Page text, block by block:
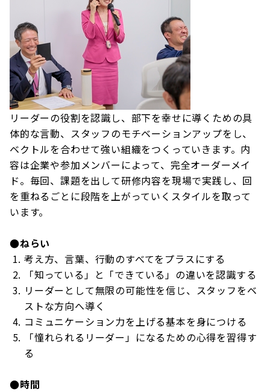
リーダーの役割を認識し、部下を幸せに導くための具
体的な言動、スタッフのモチベーションアップをし、
ベクトルを合わせて強い組織をつくっていきます。内
容は企業や参加メンバーによって、完全オーダーメイ
ド。毎回、課題を出して研修内容を現場で実践し、回
を重ねるごとに段階を上がっていくスタイルを取って
います。
●ねらい
考え方、言葉、行動のすべてをプラスにする
「知っている」と「できている」の違いを認識する
リーダーとして無限の可能性を信じ、スタッフをベ
ストな方向へ導く
コミュニケーション力を上げる基本を身につける
「憧れられるリーダー」になるための心得を習得す
る
●時間